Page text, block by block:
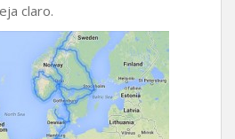
claro.